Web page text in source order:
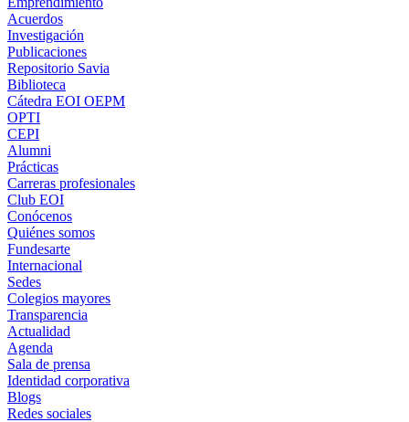
Acuerdos
Investigación
Publicaciones
Repositorio Savia
Biblioteca
Cátedra EOI OEPM
OPTI
CEPI
Alumni
Prácticas
Carreras profesionales
Club EOI
Conócenos
Quiénes somos
Fundesarte
Internacional
Sedes
Colegios mayores
Transparencia
Actualidad
Agenda
Sala de prensa
Identidad corporativa
Blogs
Redes sociales